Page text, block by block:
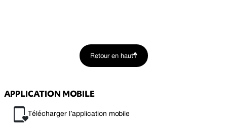
Retour en haut
APPLICATION MOBILE
Télécharger l’application mobile